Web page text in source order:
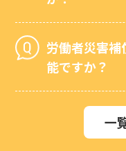
労働者災害
能ですか？
一